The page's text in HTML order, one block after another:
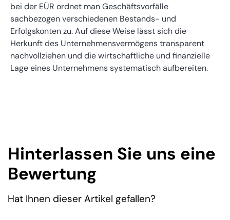
bei der EÜR ordnet man Geschäftsvorfälle
sachbezogen verschiedenen Bestands- und
Erfolgskonten zu. Auf diese Weise lässt sich die
Herkunft des Unternehmensvermögens transparent
nachvollziehen und die wirtschaftliche und finanzielle
Lage eines Unternehmens systematisch aufbereiten.
Hinterlassen Sie uns eine
Bewertung
Hat Ihnen dieser Artikel gefallen?